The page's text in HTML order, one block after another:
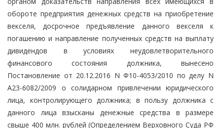
обороте предприятия денежных средств на приобретение
векселя, досрочное предъявление данного векселя к
погашению и направление полученных средств на выплату
дивидендов в условиях неудовлетворительного
финансового состояния должника, вынесено
Постановление от 20.12.2016 N Ф10-4053/2010 по делу N
А23-6082/2009 о солидарном привлечении юридического
лица, контролирующего должника; в пользу должника с
данного лица взысканы денежные средства в размере
свыше 400 млн. рублей (Определением Верховного Суда РФ